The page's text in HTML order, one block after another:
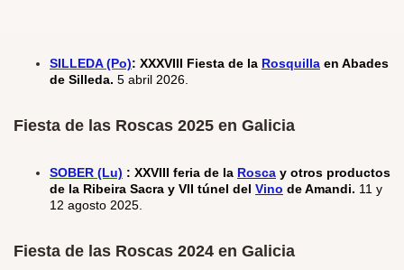
SILLEDA (Po): XXXVIII Fiesta de la Rosquilla en Abades
de Silleda. 5 abril 2026.
Fiesta de las Roscas 2025 en Galicia
SOBER (Lu) : XXVIII feria de la Rosca y otros productos
de la Ribeira Sacra y VII túnel del Vino de Amandi. 11 y
12 agosto 2025.
Fiesta de las Roscas 2024 en Galicia